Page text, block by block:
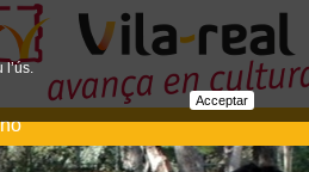
l’ús.
Acceptar